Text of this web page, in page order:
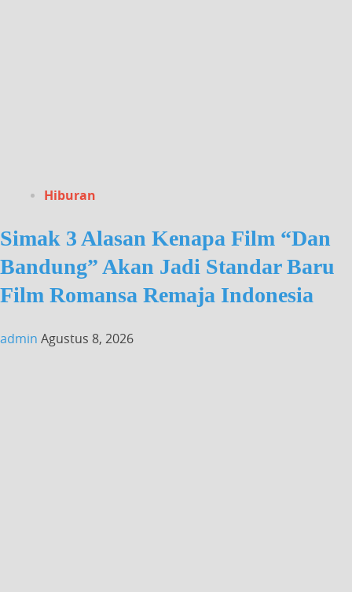
Hiburan
Simak 3 Alasan Kenapa Film “Dan
Bandung” Akan Jadi Standar Baru
Film Romansa Remaja Indonesia
admin Agustus 8, 2026